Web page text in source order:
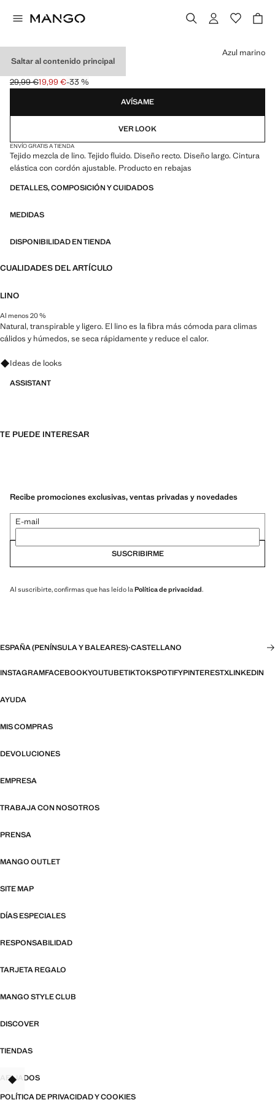
Saltar al contenido principal
PANTALÓN RECTO LINO
Precio inicial tachado [29,99 € ]
29,99 €
Precio actual [19,99 € ]
19,99 €-33 %
Selecciona un color
Azul marino
AVÍSAME
VER LOOK
ENVÍO GRATIS A TIENDA
Tejido mezcla de lino. Tejido fluido. Diseño recto. Diseño largo. Cintura
elástica con cordón ajustable. Producto en rebajas
DETALLES, COMPOSICIÓN Y CUIDADOS
MEDIDAS
DISPONIBILIDAD EN TIENDA
CUALIDADES DEL ARTÍCULO
LINO
Al menos 20 %
Natural, transpirable y ligero. El lino es la fibra más cómoda para climas
cálidos y húmedos, se seca rápidamente y reduce el calor.
Pregunta por looks, prendas y tendencias
Ideas de looks
ASSISTANT
TE PUEDE INTERESAR
Recibe promociones exclusivas, ventas privadas y novedades
E-mail
SUSCRIBIRME
Al suscribirte, confirmas que has leído laPolítica de privacidad.
ESPAÑA (PENÍNSULA Y BALEARES)·CASTELLANO
INSTAGRAMFACEBOOKYOUTUBETIKTOKSPOTIFYPINTERESTXLINKEDIN
AYUDA
MIS COMPRAS
DEVOLUCIONES
EMPRESA
TRABAJA CON NOSOTROS
PRENSA
MANGO OUTLET
SITE MAP
DÍAS ESPECIALES
RESPONSABILIDAD
TARJETA REGALO
MANGO STYLE CLUB
DISCOVER
TIENDAS
AFILIADOS
POLÍTICA DE PRIVACIDAD Y COOKIES